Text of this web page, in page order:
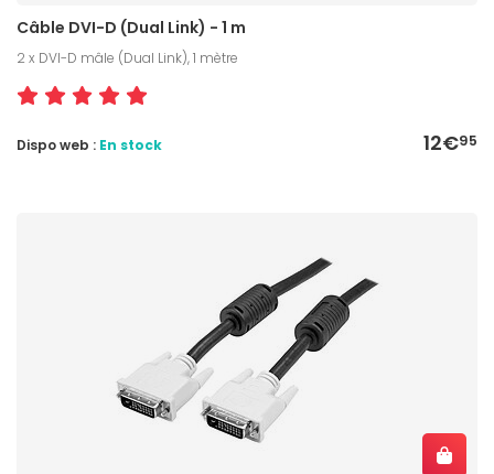
Câble DVI-D (Dual Link) - 1 m
2 x DVI-D mâle (Dual Link), 1 mètre
12€95
Dispo web : En stock